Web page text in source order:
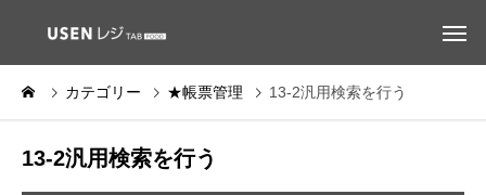
カテゴリー ★帳票管理 13-2汎用検索を行う
13-2汎用検索を行う